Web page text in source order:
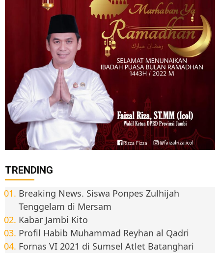
TRENDING
Breaking News. Siswa Ponpes Zulhijah
Tenggelam di Mersam
Kabar Jambi Kito
Profil Habib Muhammad Reyhan al Qadri
Fornas VI 2021 di Sumsel Atlet Batanghari